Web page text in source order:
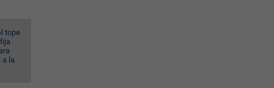
tope
a la